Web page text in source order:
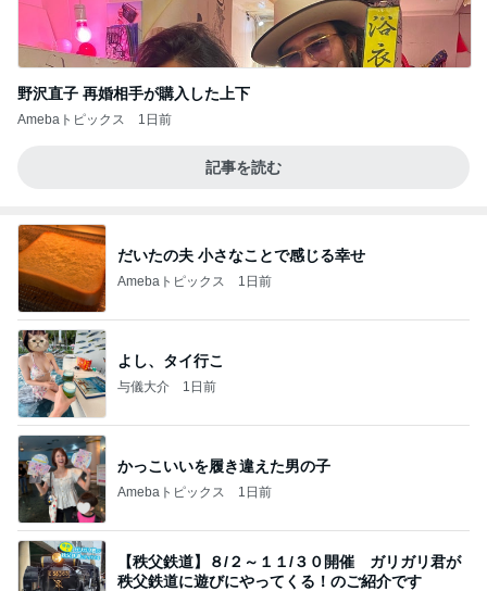
野沢直子 再婚相手が購入した上下
Amebaトピックス 1日前
記事を読む
だいたの夫 小さなことで感じる幸せ
Amebaトピックス 1日前
よし、タイ行こ
与儀大介 1日前
かっこいいを履き違えた男の子
Amebaトピックス 1日前
【秩父鉄道】８/２～１１/３０開催 ガリガリ君が
秩父鉄道に遊びにやってくる！のご紹介です